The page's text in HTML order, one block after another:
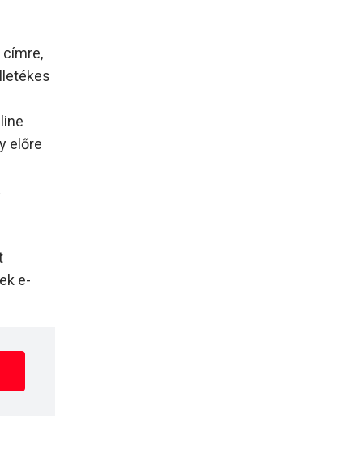
előre
e-